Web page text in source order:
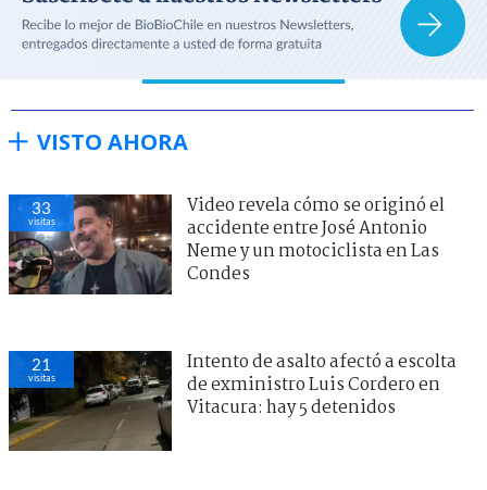
VISTO AHORA
33
visitas
Video revela cómo se originó el
accidente entre José Antonio
Neme y un motociclista en Las
Condes
21
visitas
Intento de asalto afectó a escolta
de exministro Luis Cordero en
Vitacura: hay 5 detenidos